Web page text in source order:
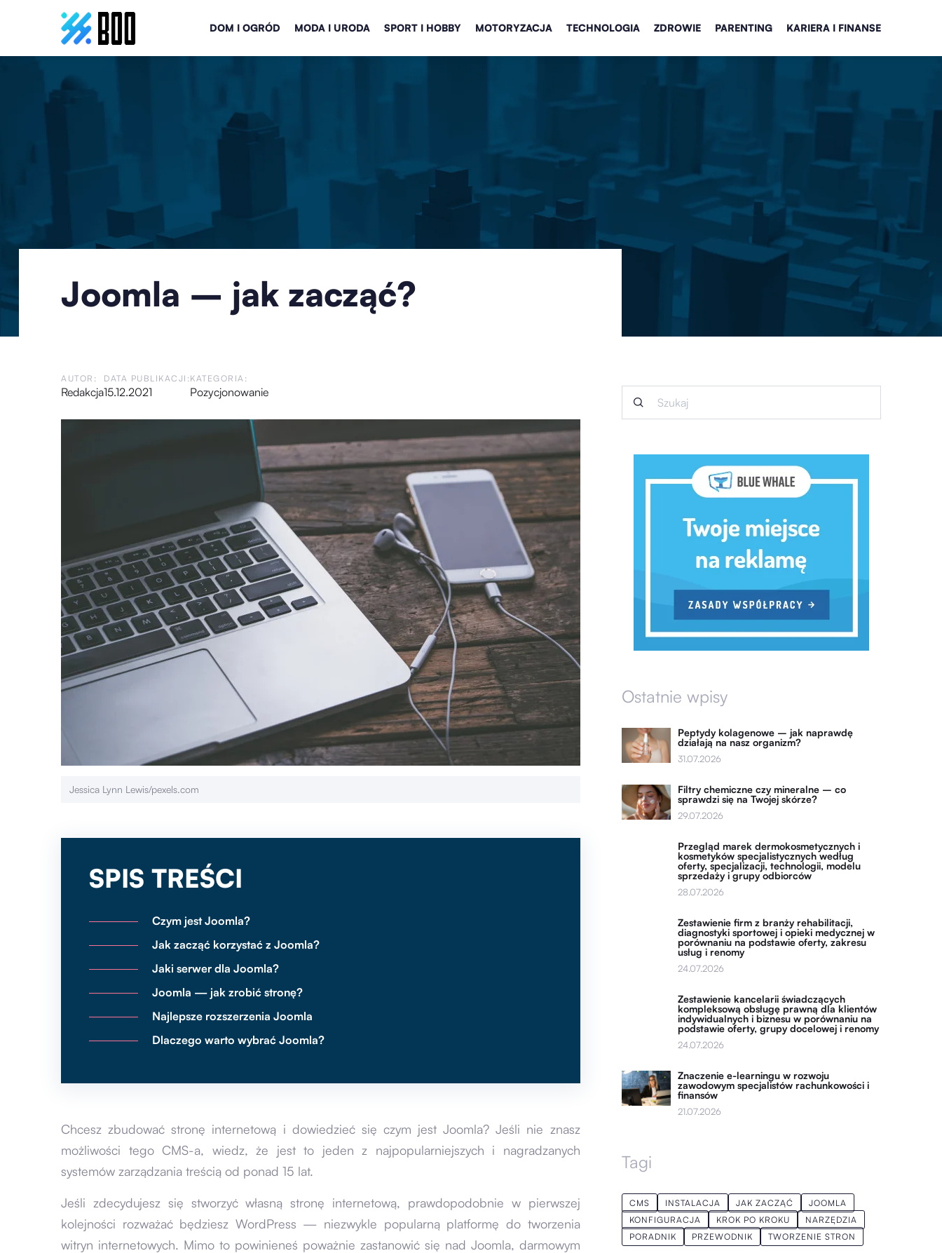
DOM I OGRÓD MODA I URODA SPORT I HOBBY MOTORYZACJA TECHNOLOGIA ZDROWIE PARENTING KARIERA I FINANSE
Joomla – jak zacząć?
AUTOR:
Redakcja
DATA PUBLIKACJI:
15.12.2021
KATEGORIA:
Pozycjonowanie
Jessica Lynn Lewis/pexels.com
SPIS TREŚCI
Czym jest Joomla?
Jak zacząć korzystać z Joomla?
Jaki serwer dla Joomla?
Joomla — jak zrobić stronę?
Najlepsze rozszerzenia Joomla
Dlaczego warto wybrać Joomla?
Chcesz zbudować stronę internetową i dowiedzieć się czym jest Joomla? Jeśli nie znasz
możliwości tego CMS-a, wiedz, że jest to jeden z najpopularniejszych i nagradzanych
systemów zarządzania treścią od ponad 15 lat.
Jeśli zdecydujesz się stworzyć własną stronę internetową, prawdopodobnie w pierwszej
kolejności rozważać będziesz WordPress — niezwykle popularną platformę do tworzenia
witryn internetowych. Mimo to powinieneś poważnie zastanowić się nad Joomla, darmowym
Ostatnie wpisy
Peptydy kolagenowe – jak naprawdę
działają na nasz organizm?
31.07.2026
Filtry chemiczne czy mineralne – co
sprawdzi się na Twojej skórze?
29.07.2026
Przegląd marek dermokosmetycznych i
kosmetyków specjalistycznych według
oferty, specjalizacji, technologii, modelu
sprzedaży i grupy odbiorców
28.07.2026
Zestawienie firm z branży rehabilitacji,
diagnostyki sportowej i opieki medycznej w
porównaniu na podstawie oferty, zakresu
usług i renomy
24.07.2026
Zestawienie kancelarii świadczących
kompleksową obsługę prawną dla klientów
indywidualnych i biznesu w porównaniu na
podstawie oferty, grupy docelowej i renomy
24.07.2026
Znaczenie e-learningu w rozwoju
zawodowym specjalistów rachunkowości i
finansów
21.07.2026
Tagi
CMS INSTALACJA JAK ZACZĄĆ
JOOMLA
KONFIGURACJA
KROK PO KROKU
NARZĘDZIA
PORADNIK
PRZEWODNIK TWORZENIE STRON